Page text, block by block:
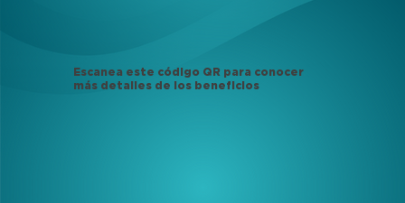
Escanea este código QR para conocer
más detalles de los beneficios